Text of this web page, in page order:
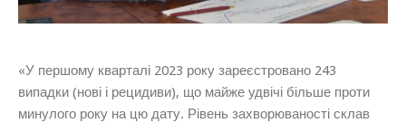
«У першому кварталі 2023 року зареєстровано 243
випадки (нові і рецидиви), що майже удвічі більше проти
минулого року на цю дату. Рівень захворюваності склав